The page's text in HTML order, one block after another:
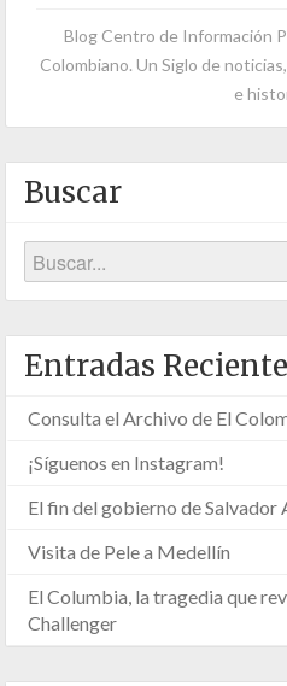
Blog Centro de Información
Colombiano. Un Siglo de
e
Buscar
Entradas
Consulta el Archivo de El
¡Síguenos en Instagram!
El fin del gobierno de Salvador
Visita de Pele a Medellín
El Columbia, la tragedia que
Challenger